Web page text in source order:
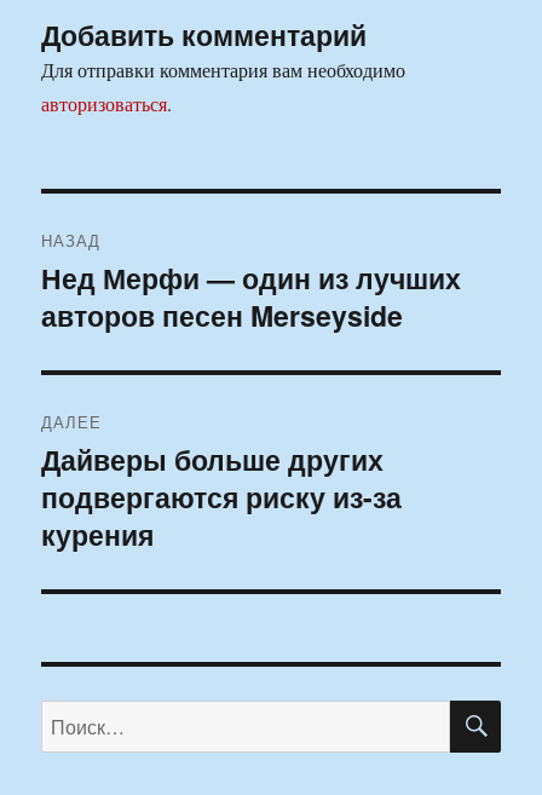
Добавить комментарий
Для отправки комментария вам необходимо
авторизоваться.
по
записям
НАЗАД
Предыдущая
запись:
Нед Мерфи — один из лучших
авторов песен Merseyside
ДАЛЕЕ
Следующая
запись:
Дайверы больше других
подвергаются риску из-за
курения
Искать: